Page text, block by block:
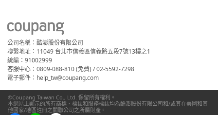
公司名稱：酷澎股份有限公司
聯繫地址：11049 台北市信義區信義路五段7號13樓之1
統編：91002999
客服中心：0809-088-810 (免費) / 02-5592-7298
電子郵件：help_tw@coupang.com
©Coupang Taiwan Co., Ltd. 保留所有權利。
本網站上顯示的所有商標、標誌和服務標誌均為酷澎股份有限公司和/或其在美國和其
他國家/地區註冊之關聯公司之所屬財產。